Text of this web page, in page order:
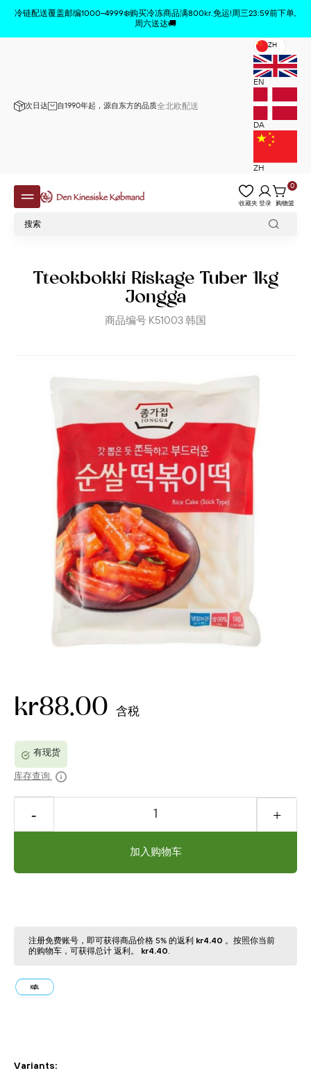
冷链配送覆盖邮编1000–4999❄️购买冷冻商品满800kr.免运!周三23:59前下单,
周六送达🚚
次日达 自1990年起，源自东方的品质全北欧配送
ZH
EN
DA
ZH
收藏夹登录 购物篮
0
Tteokbokki Riskage Tuber 1kg
Jongga
商品编号 K51003韩国
注册免费账号，即可获得商品价格 5% 的返利 kr4.40 。按照你当前
的购物⻋，可获得总计 返利。
kr4.40.
Variants:
kr88.00 含税
库存查询
加入购物车
商品已从购物车中删除 x